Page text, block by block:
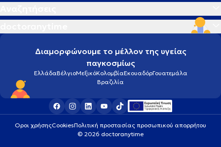
Διαμορφώνουμε το μέλλον της υγείας
παγκοσμίως
ΕλλάδαΒέλγιοΜεξικόΚολομβίαΕκουαδόρΓουατεμάλα
Βραζιλία
Οροι χρήσηςCookiesΠολιτική προστασίας προσωπικού απορρήτου
© 2026 doctoranytime